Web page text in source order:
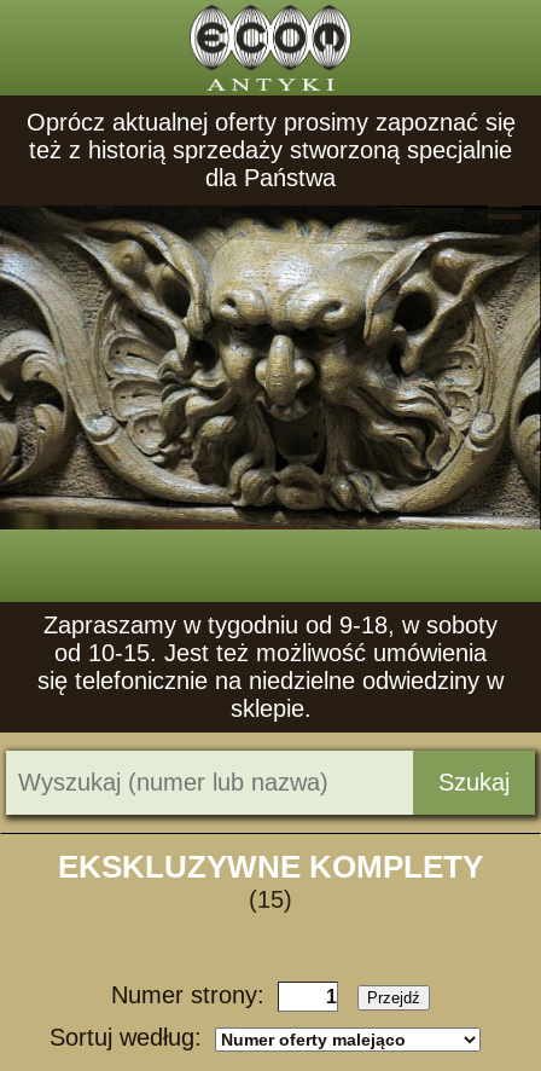
Oprócz aktualnej oferty prosimy zapoznać się
też z historią sprzedaży stworzoną specjalnie
dla Państwa
Zapraszamy w tygodniu od 9-18, w soboty
od 10-15. Jest też możliwość umówienia
się telefonicznie na niedzielne odwiedziny w
sklepie.
Szukaj
EKSKLUZYWNE KOMPLETY
(15)
Numer strony: Przejdź
Sortuj według: